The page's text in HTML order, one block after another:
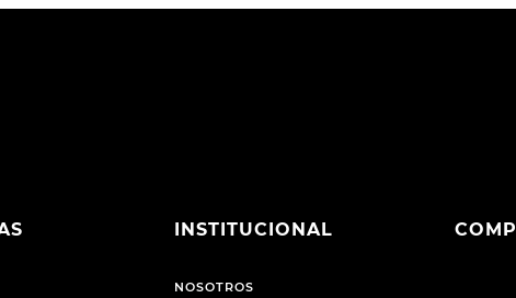
INSTITUCIONAL
NOSOTROS